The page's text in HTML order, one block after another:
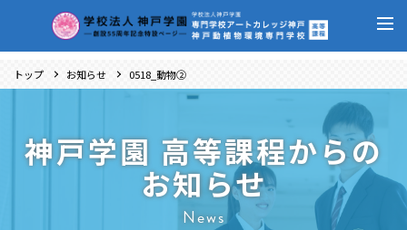
トップ お知らせ 0518_動物②
神戸学園 高等課程からの
お知らせ
News